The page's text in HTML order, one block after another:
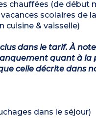
chauffées (de début
scolaires de
cuisine & vaisselle)
dans le tarif. À
quant à la
celle décrite dans
dans le séjour)